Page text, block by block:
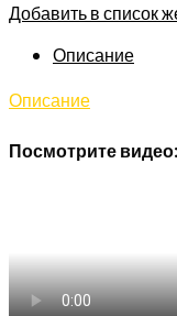
Добавить в список
Описание
Описание
Посмотрите